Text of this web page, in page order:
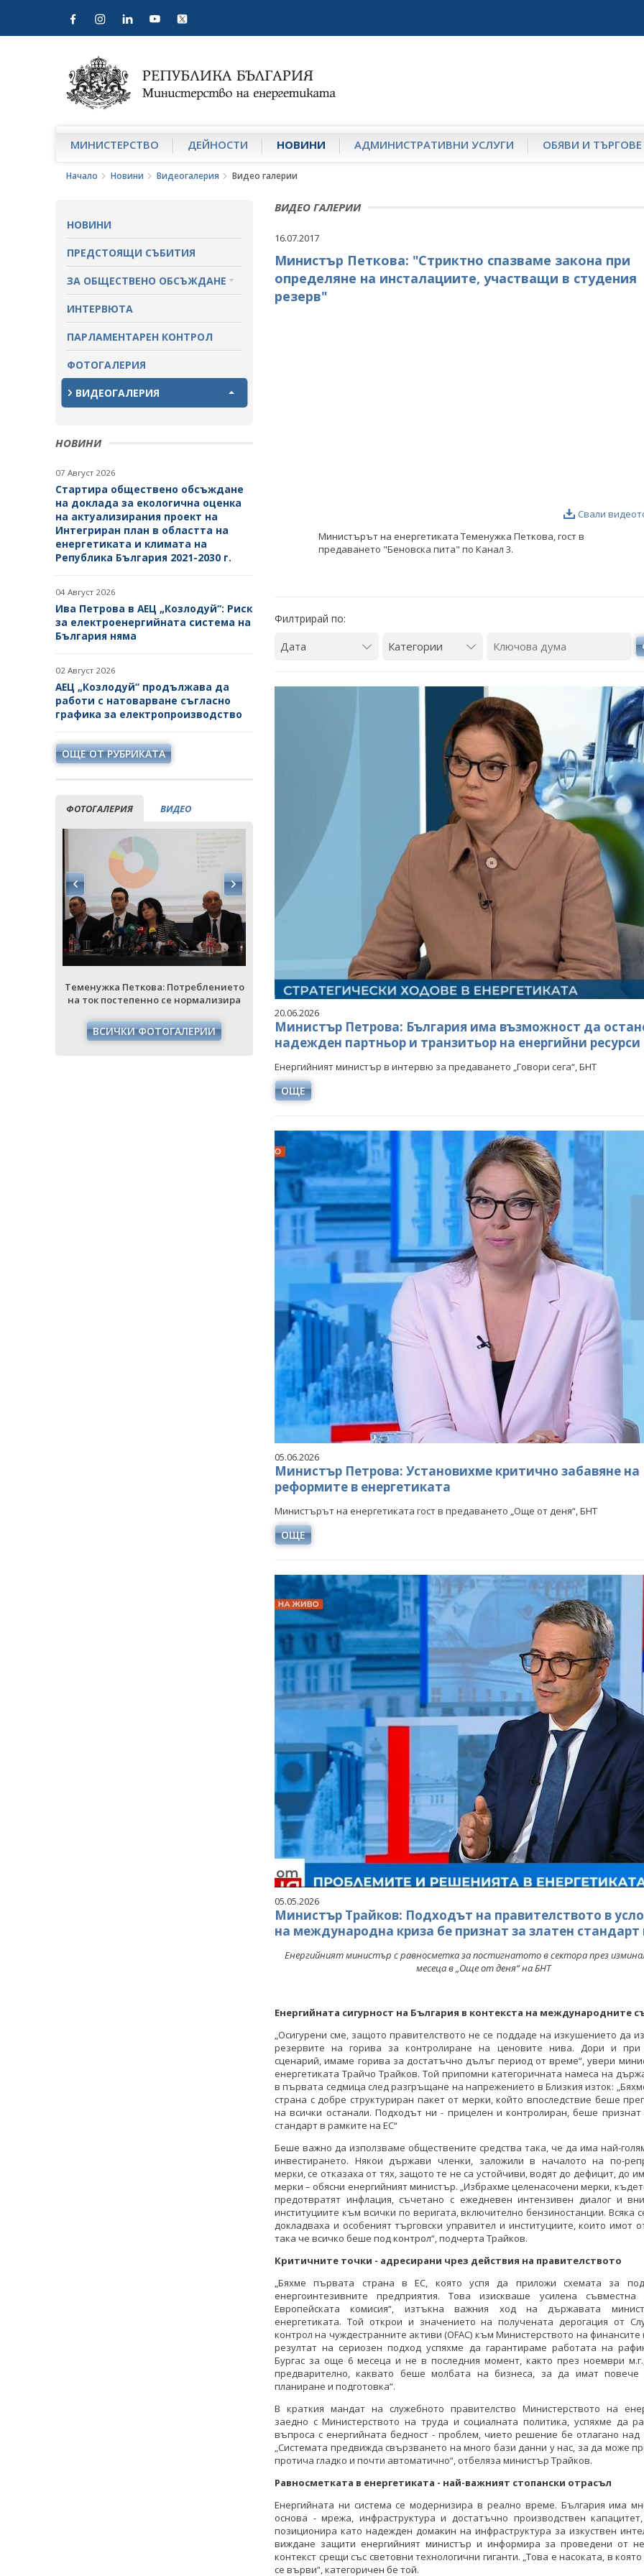
МИНИСТЕРСТВО ДЕЙНОСТИ НОВИНИ АДМИНИСТРАТИВНИ УСЛУГИ ОБЯВИ И ТЪРГОВЕ
Начало Новини Видеогалерия Видео галерии
НОВИНИ
ПРЕДСТОЯЩИ СЪБИТИЯ
ЗА ОБЩЕСТВЕНО ОБСЪЖДАНЕ
ПРОЕКТИ ЗА ОБЩЕСТВЕНО
ОБСЪЖДАНЕ
ЗАВЪРШИЛИ ПРОЦЕДУРИ ЗА
ОБЩЕСТВЕНО ОБСЪЖДАНЕ
ИНТЕРВЮТА
ПАРЛАМЕНТАРЕН КОНТРОЛ
ФОТОГАЛЕРИЯ
ВИДЕОГАЛЕРИЯ
НОВИНИ
07 Август 2026
Стартира обществено обсъждане
на доклада за екологична оценка
на актуализирания проект на
Интегриран план в областта на
енергетиката и климата на
Република България 2021-2030 г.
04 Август 2026
Ива Петрова в АЕЦ „Козлодуй“: Риск
за електроенергийната система на
България няма
02 Август 2026
АЕЦ „Козлодуй“ продължава да
работи с натоварване съгласно
графика за електропроизводство
ОЩЕ ОТ РУБРИКАТА
ФОТОГАЛЕРИЯ ВИДЕО
Теменужка Петкова: Потреблението
на ток постепенно се нормализира
ВСИЧКИ ФОТОГАЛЕРИИ
Теменужка Петкова: Потреблението
на ток постепенно се нормализира
ВСИЧКИ ФОТОГАЛЕРИИ
Теменужка Петкова: Потреблението
на ток постепенно се нормализира
ВСИЧКИ ФОТОГАЛЕРИИ
ВИДЕО ГАЛЕРИИ
16.07.2017
Министър Петкова: "Стриктно спазваме закона при
определяне на инсталациите, участващи в студения
резерв"
Свали
Министърът на енергетиката Теменужка Петкова, гост в
предаването "Беновска пита" по Канал 3.
Филтрирай по:
20.06.2026
Министър Петрова: България има възможност да
надежден партньор и транзитьор на енергийни ресурси
Енергийният министър в интервю за предаването „Говори сега“, БНТ
ОЩЕ
05.06.2026
Министър Петрова: Установихме критично забавяне на
реформите в енергетиката
Министърът на енергетиката гост в предаването „Още от деня“, БНТ
ОЩЕ
05.05.2026
Министър Трайков: Подходът на правителството в
на международна криза бе признат за златен стандарт
Енергийният министър с равносметка за постигнатото в сектора през
месеца в „Още от деня“ на БНТ
Енергийната сигурност на България в контекста на международните
„Осигурени сме, защото правителството не се поддаде на изкушението да
резервите на горива за контролиране на ценовите нива. Дори и при
сценарий, имаме горива за достатъчно дълъг период от време“, увери
енергетиката Трайчо Трайков. Той припомни категоричната намеса на
в първата седмица след разгръщане на напрежението в Близкия изток:
страна с добре структуриран пакет от мерки, който впоследствие беше
на всички останали. Подходът ни - прицелен и контролиран, беше признат
стандарт в рамките на ЕС“
Беше важно да използваме обществените средства така, че да има най-
инвестирането. Някои държави членки, заложили в началото на по-
мерки, се отказаха от тях, защото те не са устойчиви, водят до дефицит, до
мерки – обясни енергийният министър. „Избрахме целенасочени мерки,
предотвратят инфлация, съчетано с ежедневен интензивен диалог и
институциите към всички по веригата, включително бензиностанции. Всяка
докладваха и особеният търговски управител и институциите, които имот
така че всичко беше под контрол“, подчерта Трайков.
Критичните точки - адресирани чрез действия на правителството
„Бяхме първата страна в ЕС, която успя да приложи схемата за
енергоинтезивните предприятия. Това изискваше усилена
Европейската комисия“, изтъкна важния ход на държавата
енергетиката. Той открои и значението на получената дерогация от
контрол на чуждестранните активи (OFAC) към Министерството на
резултат на сериозен подход успяхме да гарантираме работата на
Бургас за още 6 месеца и не в последния момент, както през ноември
предварително, каквато беше молбата на бизнеса, за да имат
планиране и подготовка“.
В краткия мандат на служебното правителство Министерството на
заедно с Министерството на труда и социалната политика, успяхме да
въпроса с енергийната бедност - проблем, чието решение бе отлагано над
„Системата предвижда свързването на много бази данни у нас, за да може
протича гладко и почти автоматично“, отбеляза министър Трайков.
Равносметката в енергетиката - най-важният стопански отрасъл
Енергийната ни система се модернизира в реално време. България има
основа - мрежа, инфраструктура и достатъчно производствен
позиционира като надежден домакин на инфраструктура за изкуствен
виждане защити енергийният министър и информира за проведени от
контекст срещи със световни технологични гиганти. „Това е насоката, в
се върви“, категоричен бе той.